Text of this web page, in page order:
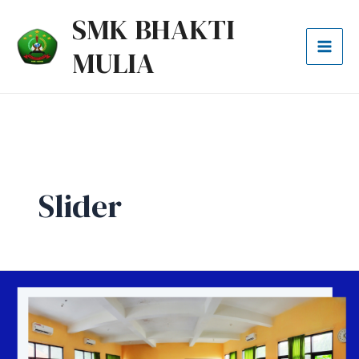
konten
SMK BHAKTI
MULIA
Slider
Farmasi